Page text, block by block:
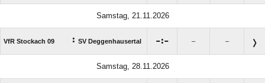
Samstag, 21.11.2026
VfR Stockach 09 : SV Deggenhausertal : – –
Samstag, 28.11.2026